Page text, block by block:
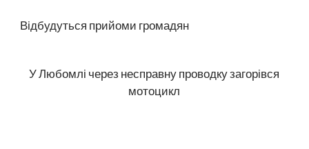
Відбудуться прийоми громадян
У Любомлі через несправну проводку загорівся
мотоцикл